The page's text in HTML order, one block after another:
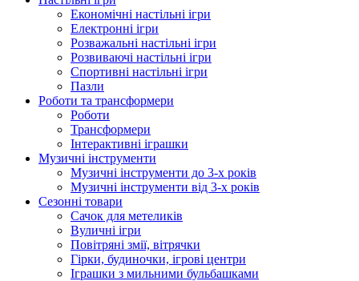
Економічні настільні ігри
Електронні ігри
Розважальні настільні ігри
Розвиваючі настільні ігри
Спортивні настільні ігри
Пазли
Роботи та трансформери
Роботи
Трансформери
Інтерактивні іграшки
Музичні інструменти
Музичні інструменти до 3-х років
Музичні інструменти від 3-х років
Сезонні товари
Сачок для метеликів
Вуличні ігри
Повітряні змії, вітрячки
Гірки, будиночки, ігрові центри
Іграшки з мильними бульбашками